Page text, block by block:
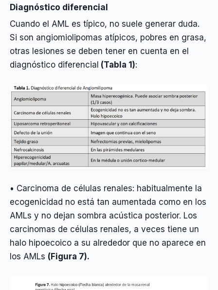
Diagnóstico diferencial
Cuando el AML es típico, no suele generar duda.
Si son angiomiolipomas atípicos, pobres en grasa,
otras lesiones se deben tener en cuenta en el
diagnóstico diferencial (Tabla 1):
• Carcinoma de células renales: habitualmente la
ecogenicidad no está tan aumentada como en los
AMLs y no dejan sombra acústica posterior. Los
carcinomas de células renales, a veces tiene un
halo hipoecoico a su alrededor que no aparece en
los AMLs (Figura 7).